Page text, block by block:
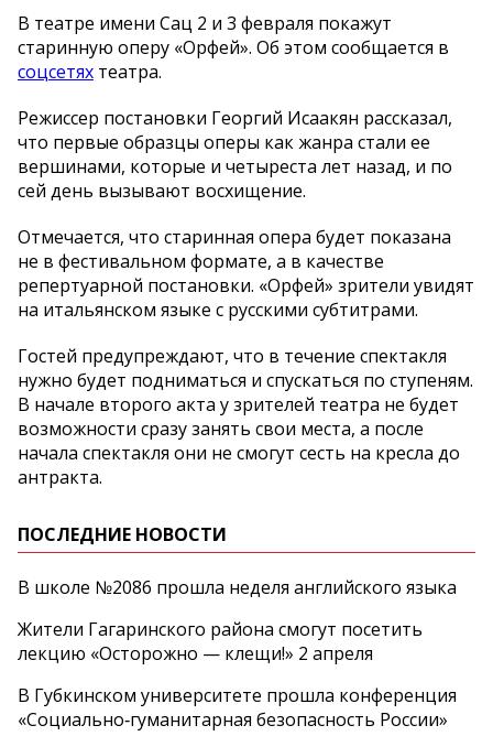
В театре имени Сац 2 и 3 февраля покажут
старинную оперу «Орфей». Об этом сообщается в
соцсетях театра.
Режиссер постановки Георгий Исаакян рассказал,
что первые образцы оперы как жанра стали ее
вершинами, которые и четыреста лет назад, и по
сей день вызывают восхищение.
Отмечается, что старинная опера будет показана
не в фестивальном формате, а в качестве
репертуарной постановки. «Орфей» зрители увидят
на итальянском языке с русскими субтитрами.
Гостей предупреждают, что в течение спектакля
нужно будет подниматься и спускаться по ступеням.
В начале второго акта у зрителей театра не будет
возможности сразу занять свои места, а после
начала спектакля они не смогут сесть на кресла до
антракта.
ПОСЛЕДНИЕ НОВОСТИ
В школе №2086 прошла неделя английского языка
Жители Гагаринского района смогут посетить
лекцию «Осторожно — клещи!» 2 апреля
В Губкинском университете прошла конференция
«Социально‑гуманитарная безопасность России»